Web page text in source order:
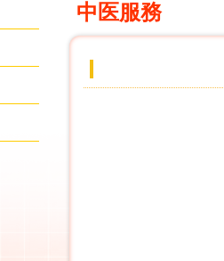
中医服務